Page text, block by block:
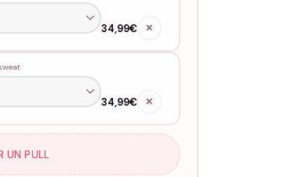
34,99€ ✕
34,99€ ✕
UN PULL